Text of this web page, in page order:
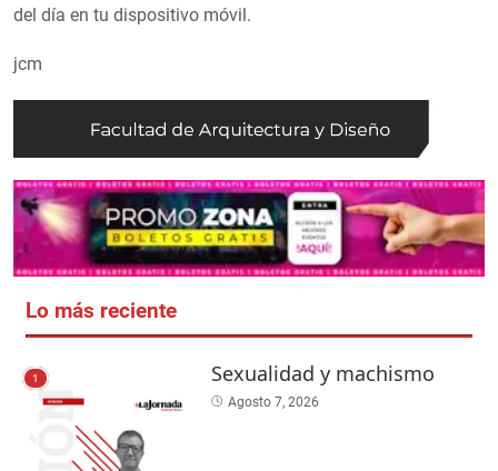
del día en tu dispositivo móvil.
jcm
Lo más reciente
1 Sexualidad y machismo
Agosto 7, 2026